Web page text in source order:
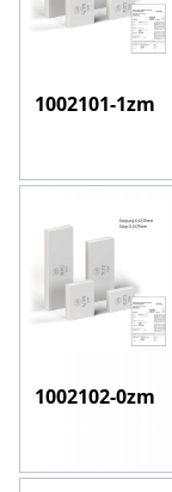
1002101-1zm
1002102-0zm